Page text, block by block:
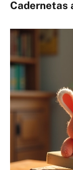
Cadernetas